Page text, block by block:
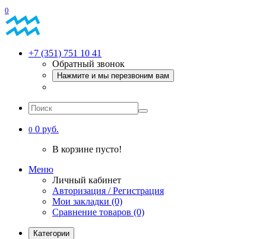
0
+7 (351) 751 10 41
Обратный звонок
Нажмите и мы перезвоним вам
0 0 руб.
В корзине пусто!
Меню
Личный кабинет
Авторизация / Регистрация
Мои закладки (0)
Сравнение товаров (0)
Категории